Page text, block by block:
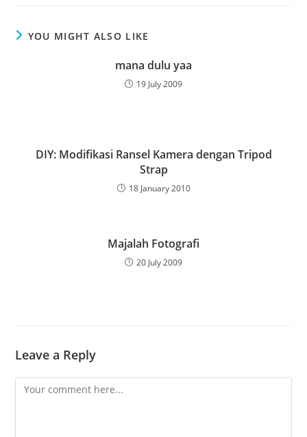
YOU MIGHT ALSO LIKE
mana dulu yaa
19 July 2009
DIY: Modifikasi Ransel Kamera dengan Tripod
Strap
18 January 2010
Majalah Fotografi
20 July 2009
Leave a Reply
Comment